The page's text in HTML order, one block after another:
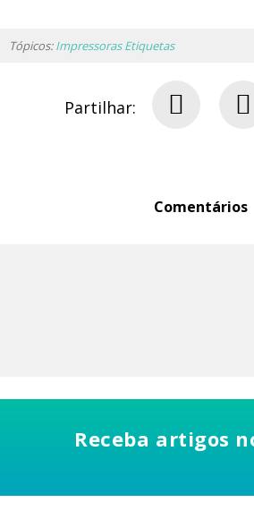
Tópicos:Impressoras Etiquetas
Partilhar:
Comentários
Receba artigos